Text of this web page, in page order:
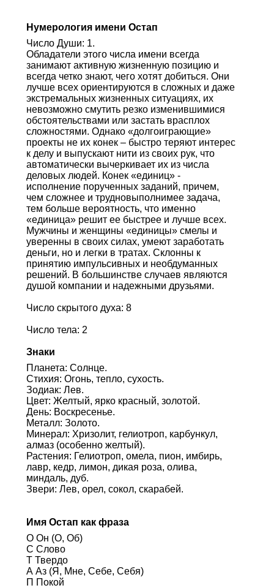
Нумерология имени Остап
Число Души: 1.
Обладатели этого числа имени всегда
занимают активную жизненную позицию и
всегда четко знают, чего хотят добиться. Они
лучше всех ориентируются в сложных и даже
экстремальных жизненных ситуациях, их
невозможно смутить резко изменившимися
обстоятельствами или застать врасплох
сложностями. Однако «долгоиграющие»
проекты не их конек – быстро теряют интерес
к делу и выпускают нити из своих рук, что
автоматически вычеркивает их из числа
деловых людей. Конек «единиц» -
исполнение порученных заданий, причем,
чем сложнее и трудновыполнимее задача,
тем больше вероятность, что именно
«единица» решит ее быстрее и лучше всех.
Мужчины и женщины «единицы» смелы и
уверенны в своих силах, умеют заработать
деньги, но и легки в тратах. Склонны к
принятию импульсивных и необдуманных
решений. В большинстве случаев являются
душой компании и надежными друзьями.
Число скрытого духа: 8
Число тела: 2
Знаки
Планета: Солнце.
Стихия: Огонь, тепло, сухость.
Зодиак: Лев.
Цвет: Желтый, ярко красный, золотой.
День: Воскресенье.
Металл: Золото.
Минерал: Хризолит, гелиотроп, карбункул,
алмаз (особенно желтый).
Растения: Гелиотроп, омела, пион, имбирь,
лавр, кедр, лимон, дикая роза, олива,
миндаль, дуб.
Звери: Лев, орел, сокол, скарабей.
Имя Остап как фраза
О Он (О, Об)
С Слово
Т Твердо
А Аз (Я, Мне, Себе, Себя)
П Покой